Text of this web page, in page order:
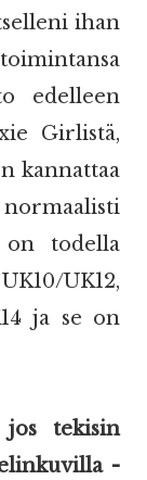
ihan
edelleen
Girlistä,
kannattaa
normaalisti
todella
UK12,
ja se on
tekisin
-